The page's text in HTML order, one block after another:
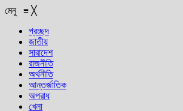
মেনু ≡ ╳
প্রচ্ছদ
জাতীয়
সারাদেশ
রাজনীতি
অর্থনীতি
আন্তর্জাতিক
অপরাধ
খেলা